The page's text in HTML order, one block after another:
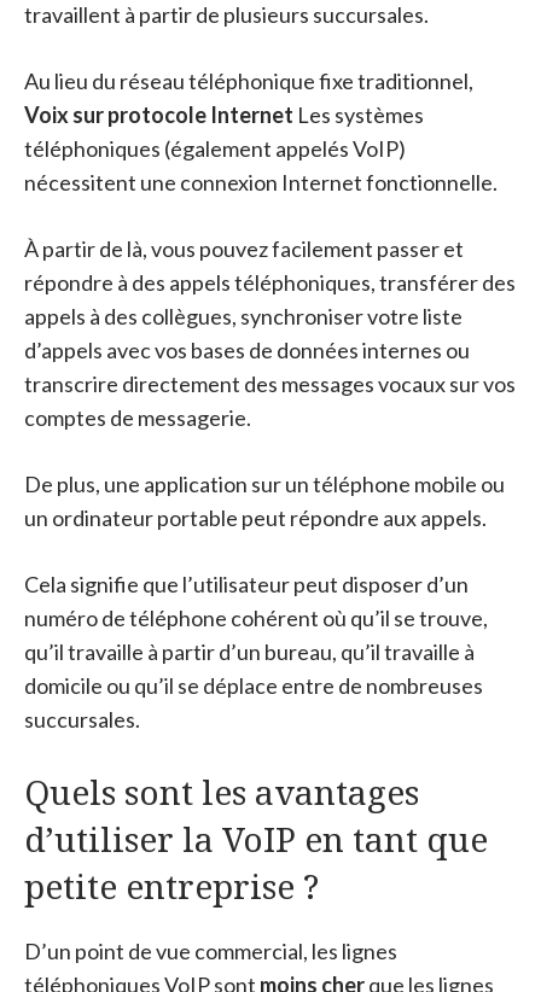
travaillent à partir de plusieurs succursales.
Au lieu du réseau téléphonique fixe traditionnel,
Voix sur protocole Internet Les systèmes
téléphoniques (également appelés VoIP)
nécessitent une connexion Internet fonctionnelle.
À partir de là, vous pouvez facilement passer et
répondre à des appels téléphoniques, transférer des
appels à des collègues, synchroniser votre liste
d’appels avec vos bases de données internes ou
transcrire directement des messages vocaux sur vos
comptes de messagerie.
De plus, une application sur un téléphone mobile ou
un ordinateur portable peut répondre aux appels.
Cela signifie que l’utilisateur peut disposer d’un
numéro de téléphone cohérent où qu’il se trouve,
qu’il travaille à partir d’un bureau, qu’il travaille à
domicile ou qu’il se déplace entre de nombreuses
succursales.
Quels sont les avantages
d’utiliser la VoIP en tant que
petite entreprise ?
D’un point de vue commercial, les lignes
téléphoniques VoIP sont moins cherque les lignes